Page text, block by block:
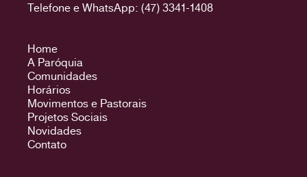
Telefone e WhatsApp: (47) 3341-1408
Home
A Paróquia
Comunidades
Horários
Movimentos e Pastorais
Projetos Sociais
Novidades
Contato